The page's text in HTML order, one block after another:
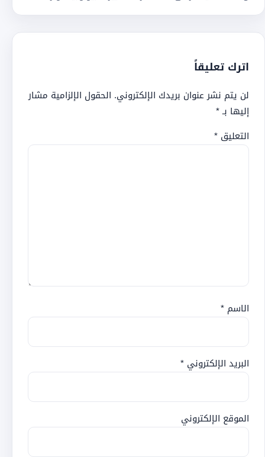
اترك تعليقاً
لن يتم نشر عنوان بريدك الإلكتروني. الحقول الإلزامية مشار
إليها بـ*
التعليق *
الاسم *
البريد الإلكتروني *
الموقع الإلكتروني